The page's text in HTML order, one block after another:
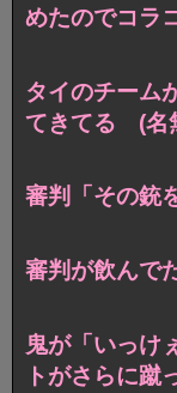
めたのでコラ
タイのチーム
てきてる (名
審判「その銃
審判が飲んで
鬼が「いっけ
トがさらに蹴